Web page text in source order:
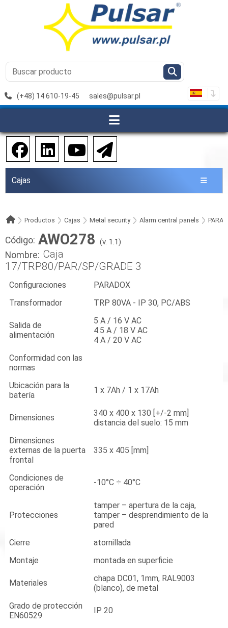
(+48) 14 610-19-45 sales@pulsar.pl
Cajas
Productos Cajas Metal security Alarm central panels
Código: AWO278 (v. 1.1)
Nombre: Caja
17/TRP80/PAR/SP/GRADE 3
Configuraciones
PARADOX
Transformador
TRP 80VA - IP 30, PC/ABS
Salida de
alimentación
5 A / 16 V AC
4.5 A / 18 V AC
4 A / 20 V AC
Conformidad con las
normas
Ubicación para la
batería
1 x 7Ah / 1 x 17Ah
Dimensiones
340 x 400 x 130 [+/-2 mm]
distancia del suelo: 15 mm
Dimensiones
externas de la puerta
frontal
335 x 405 [mm]
Condiciones de
operación
-10°C ÷ 40°C
Protecciones
tamper – apertura de la caja,
tamper – desprendimiento de la
pared
Cierre
atornillada
Montaje
montada en superficie
Materiales
chapa DC01, 1mm, RAL9003
(blanco), de metal
Grado de protección
EN60529
IP 20